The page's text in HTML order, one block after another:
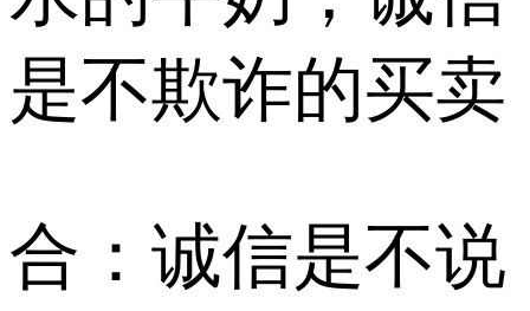
是不欺诈的买卖
合：诚信是不说